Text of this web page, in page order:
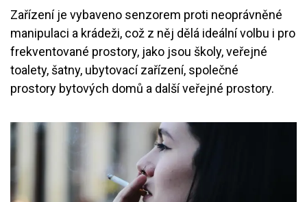
Zařízení je vybaveno senzorem proti neoprávněné
manipulaci a krádeži, což z něj dělá ideální volbu i pro
frekventované prostory, jako jsou školy, veřejné
toalety, šatny, ubytovací zařízení, společné
prostory bytových domů a další veřejné prostory.